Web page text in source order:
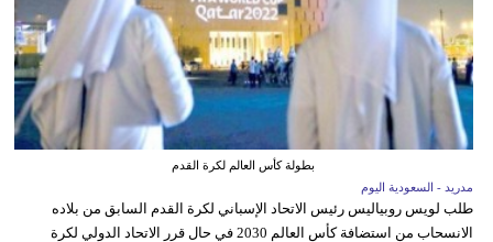
بطولة كأس العالم لكرة القدم
مدريد - السعودية اليوم
طلب لويس روبياليس رئيس الاتحاد الإسباني لكرة القدم السابق من بلاده
الانسحاب من استضافة كأس العالم 2030 في حال قرر الاتحاد الدولي لكرة